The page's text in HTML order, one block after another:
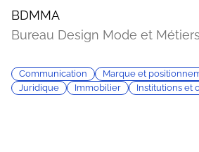
BDMMA
Bureau Design Mode et
Communication Marque et
Juridique
Immobilier Institutions et